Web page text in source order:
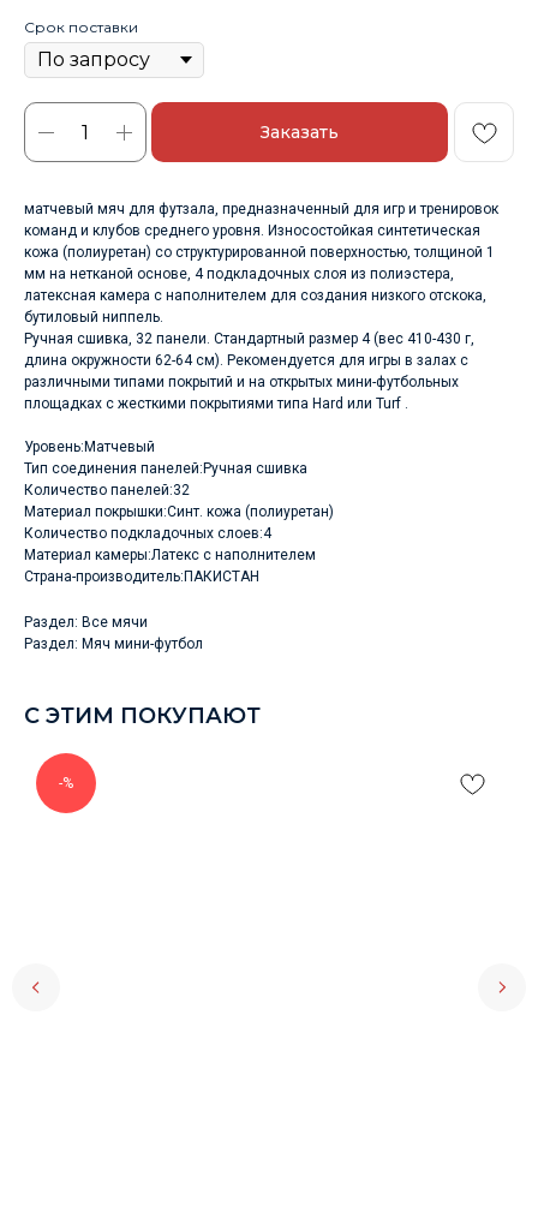
Срок поставки
Заказать
матчевый мяч для футзала, предназначенный для игр и тренировок
команд и клубов среднего уровня. Износостойкая синтетическая
кожа (полиуретан) со структурированной поверхностью, толщиной 1
мм на нетканой основе, 4 подкладочных слоя из полиэстера,
латексная камера с наполнителем для создания низкого отскока,
бутиловый ниппель.
Ручная сшивка, 32 панели. Стандартный размер 4 (вес 410-430 г,
длина окружности 62-64 см). Рекомендуется для игры в залах с
различными типами покрытий и на открытых мини-футбольных
площадках с жесткими покрытиями типа Hard или Turf .
Уровень:Матчевый
Тип соединения панелей:Ручная сшивка
Количество панелей:32
Материал покрышки:Синт. кожа (полиуретан)
Количество подкладочных слоев:4
Материал камеры:Латекс с наполнителем
Страна-производитель:ПАКИСТАН
Раздел: Все мячи
Раздел: Мяч мини-футбол
С ЭТИМ ПОКУПАЮТ
-%